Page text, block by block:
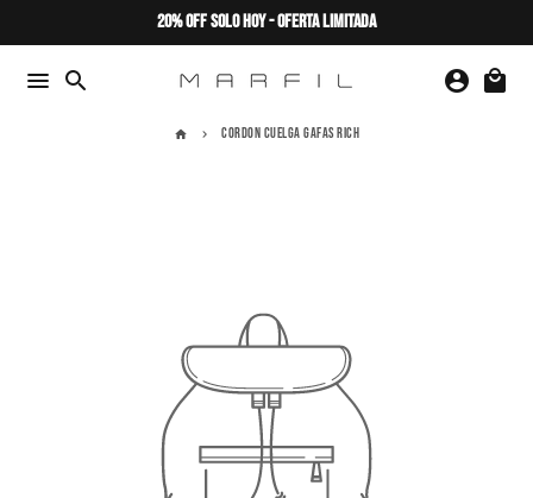
directamente
20% OFF SOLO HOY - OFERTA LIMITADA
menu search account_circle local_mall
home keyboard_arrow_right CORDON CUELGA GAFAS RICH